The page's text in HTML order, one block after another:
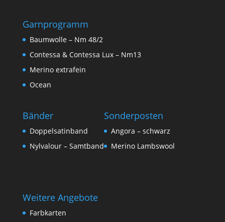
Garnprogramm
Baumwolle – Nm 48/2
Contessa & Contessa Lux – Nm13
Merino extrafein
Ocean
Bänder
Doppelsatinband
Nylvalour – Samtband
Sonderposten
Angora – schwarz
Merino Lambswool
Weitere Angebote
Farbkarten